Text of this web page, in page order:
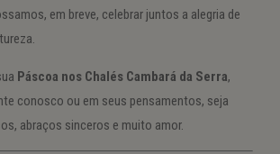
em breve, celebrar juntos a alegria de
Páscoa nos Chalés Cambará da Serra,
conosco ou em seus pensamentos, seja
abraços sinceros e muito amor.